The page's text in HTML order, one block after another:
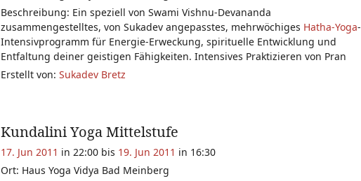
Beschreibung: Ein speziell von Swami Vishnu-Devananda
zusammengestelltes, von Sukadev angepasstes, mehrwöchiges Hatha-Yoga-
Intensivprogramm für Energie-Erweckung, spirituelle Entwicklung und
Entfaltung deiner geistigen Fähigkeiten. Intensives Praktizieren von Pran
Erstellt von:Sukadev Bretz
Kundalini Yoga Mittelstufe
17. Jun 2011 in 22:00 bis 19. Jun 2011 in 16:30
Ort: Haus Yoga Vidya Bad Meinberg